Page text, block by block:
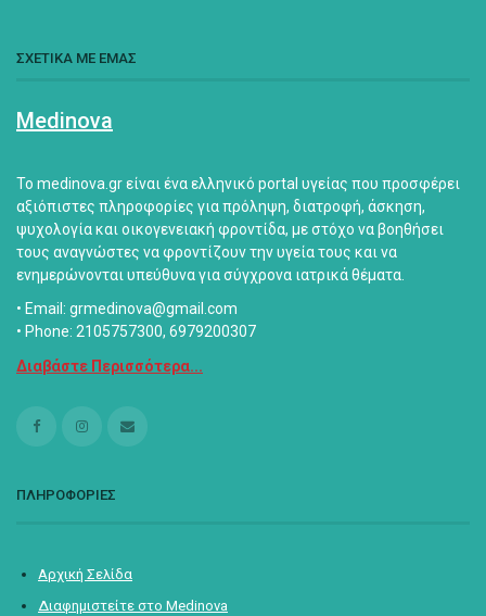
ΣΧΕΤΙΚΑ ΜΕ ΕΜΑΣ
Medinova
Το medinova.gr είναι ένα ελληνικό portal υγείας που προσφέρει
αξιόπιστες πληροφορίες για πρόληψη, διατροφή, άσκηση,
ψυχολογία και οικογενειακή φροντίδα, με στόχο να βοηθήσει
τους αναγνώστες να φροντίζουν την υγεία τους και να
ενημερώνονται υπεύθυνα για σύγχρονα ιατρικά θέματα.
• Email: grmedinova@gmail.com
• Phone: 2105757300, 6979200307
Διαβάστε Περισσότερα...
ΠΛΗΡΟΦΟΡΙΕΣ
Αρχική Σελίδα
Διαφημιστείτε στο Medinova